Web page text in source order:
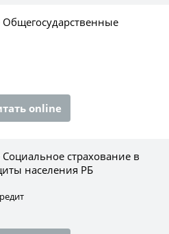
Общегосударственные
online
страхование в
населения РБ